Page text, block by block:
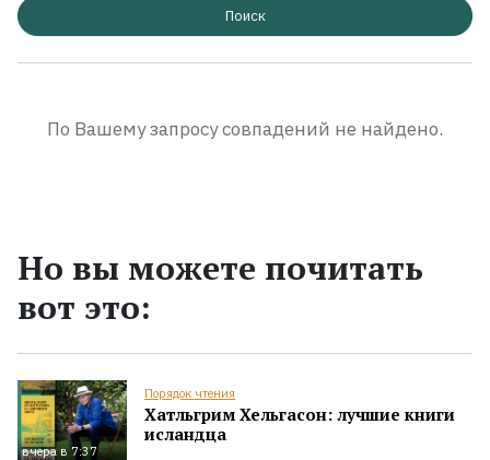
Экранизации
Поиск
По Вашему запросу совпадений не найдено.
Но вы можете почитать
вот это:
вчера в 7:37
Порядок чтения
Хатльгрим Хельгасон: лучшие книги
исландца